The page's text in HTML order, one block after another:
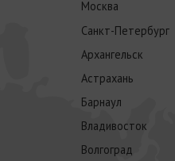
Москва
Санкт-Петербург
Архангельск
Астрахань
Барнаул
Владивосток
Волгоград